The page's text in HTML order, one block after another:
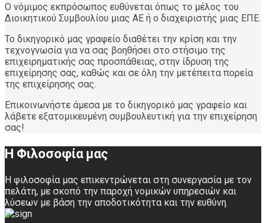
Ο νόμιμος εκπρόσωπος ευθύνεται όπως το µέλος του
Διοικητικού Συµβουλίου µιας ΑΕ ή ο διαχειριστής µιας ΕΠΕ.
Το δικηγορικό μας γραφείο διαθέτει την κρίση και την
τεχνογνωσία για να σας βοηθήσει στο στήσιμο της
επιχειρηματικής σας προσπάθειας, στην ίδρυση της
επιχείρησης σας, καθώς και σε όλη την μετέπειτα πορεία
της επιχείρησης σας.
Επικοινωνήστε άμεσα με το δικηγορικό μας γραφείο και
λάβετε εξατομικευμένη συμβουλευτική για την επιχείρηση
σας!
Η Φιλοσοφία μας
Η φιλοσοφία μας επικεντρώνεται στη συνεργασία με τον
πελάτη, με σκοπό την παροχή νομικών υπηρεσιών και
λύσεων με βάση την αποδοτικότητα και την ευθύνη.